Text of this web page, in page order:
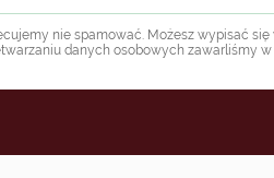
nie spamować. Możesz wypisać
danych osobowych zawarliśmy w